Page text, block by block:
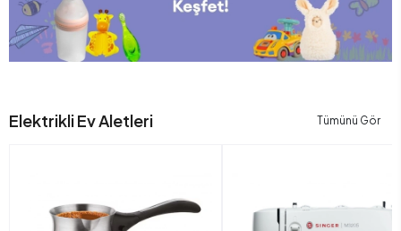
Elektrikli Ev Aletleri Tümünü Gör